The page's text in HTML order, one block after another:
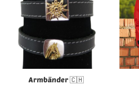
Armbänder 🇨🇭